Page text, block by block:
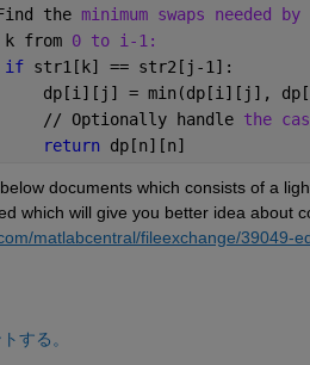
the
minimum swaps needed
k from 0 to i-1:
if str1[k] == str2[j-1]:
dp[i][j] = min(dp[i][j],
// Optionally handle
the
return dp[n][n]
documents which consists of a
which will give you better idea about
matlabcentral/fileexchange/39049-
する。